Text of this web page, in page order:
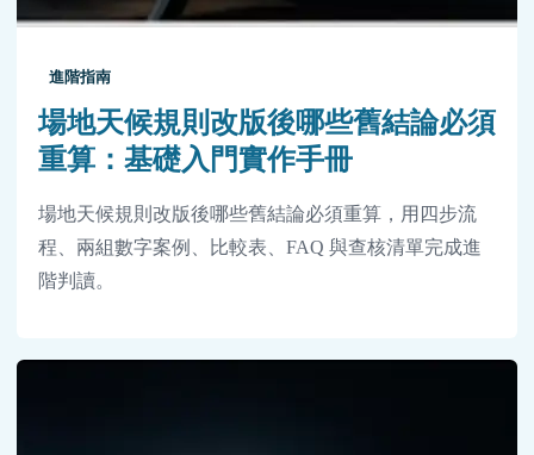
進階指南
場地天候規則改版後哪些舊結論必須
重算：基礎入門實作手冊
場地天候規則改版後哪些舊結論必須重算，用四步流
程、兩組數字案例、比較表、FAQ 與查核清單完成進
階判讀。